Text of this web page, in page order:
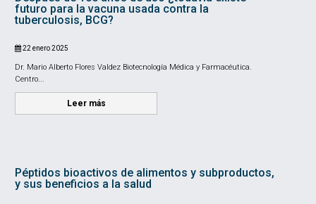
futuro para la vacuna usada contra la
tuberculosis, BCG?
22 enero 2025
Dr. Mario Alberto Flores Valdez Biotecnología Médica y Farmacéutica.
Centro...
Leer más
Péptidos bioactivos de alimentos y subproductos,
y sus beneficios a la salud